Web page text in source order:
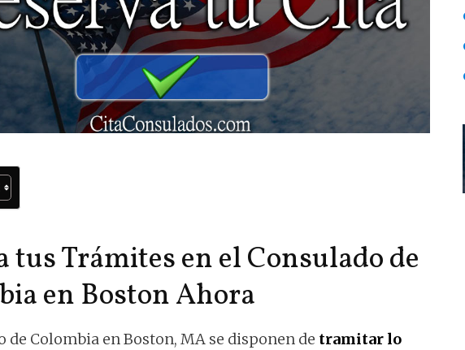
tus Trámites en el Consulado de
en Boston Ahora
de Colombia en Boston, MA se disponen de tramitar lo